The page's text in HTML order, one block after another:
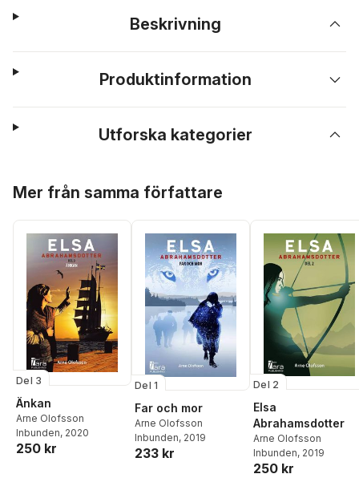
Beskrivning
Produktinformation
Utforska kategorier
Mer från samma författare
Del 3
Änkan
Arne Olofsson
Inbunden, 2020
250 kr
Del 1
Far och mor
Arne Olofsson
Inbunden, 2019
233 kr
Del 2
Elsa
Abrahamsdotter
Arne Olofsson
Inbunden, 2019
250 kr